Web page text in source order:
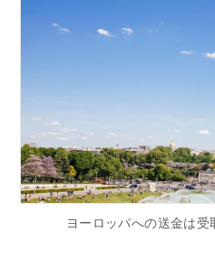
ヨーロッパへの送金は受